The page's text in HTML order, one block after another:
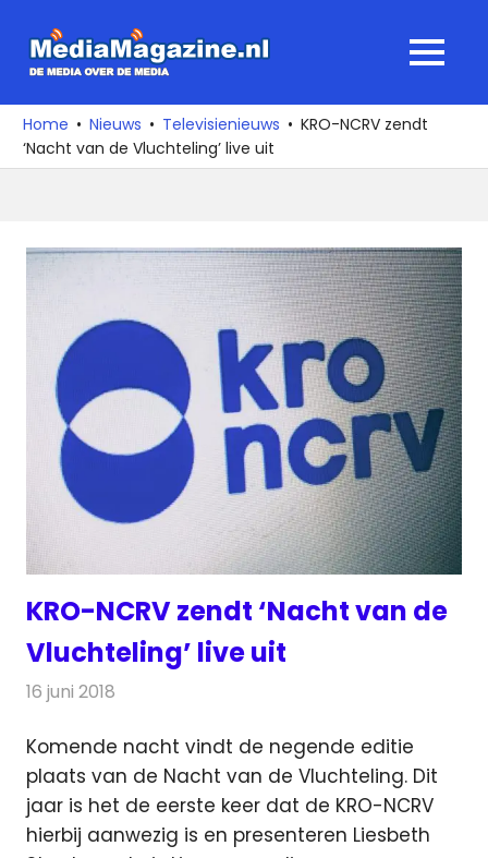
naar
media
over
de
MENU
Home Nieuws Televisienieuws
KRO-NCRV zendt
‘Nacht van de Vluchteling’ live uit
KRO-NCRV zendt ‘Nacht van de
Vluchteling’ live uit
16 juni 2018
Komende nacht vindt de negende editie
plaats van de Nacht van de Vluchteling. Dit
jaar is het de eerste keer dat de KRO-NCRV
hierbij aanwezig is en presenteren Liesbeth